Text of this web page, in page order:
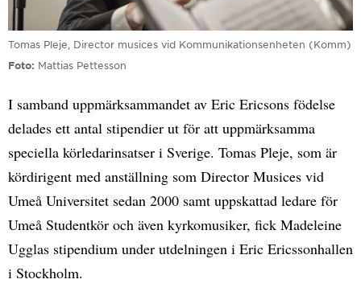
Tomas Pleje, Director musices vid Kommunikationsenheten (Komm)
Foto Mattias Pettesson
I samband uppmärksammandet av Eric Ericsons födelse
delades ett antal stipendier ut för att uppmärksamma
speciella körledarinsatser i Sverige. Tomas Pleje, som är
kördirigent med anställning som Director Musices vid
Umeå Universitet sedan 2000 samt uppskattad ledare för
Umeå Studentkör och även kyrkomusiker, fick Madeleine
Ugglas stipendium under utdelningen i Eric Ericssonhallen
i Stockholm.